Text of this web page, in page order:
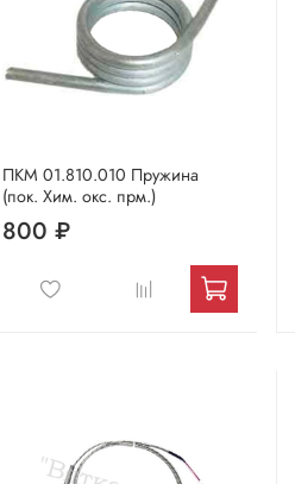
ПКМ 01.810.010 Пружина
(пок. Хим. окс. прм.)
800 ₽